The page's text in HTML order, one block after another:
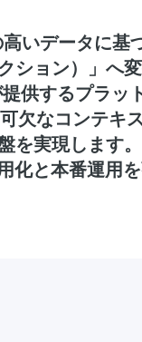
いデータに基
ション）」へ
供するプラッ
なコンテキ
を実現します
化と本番運用